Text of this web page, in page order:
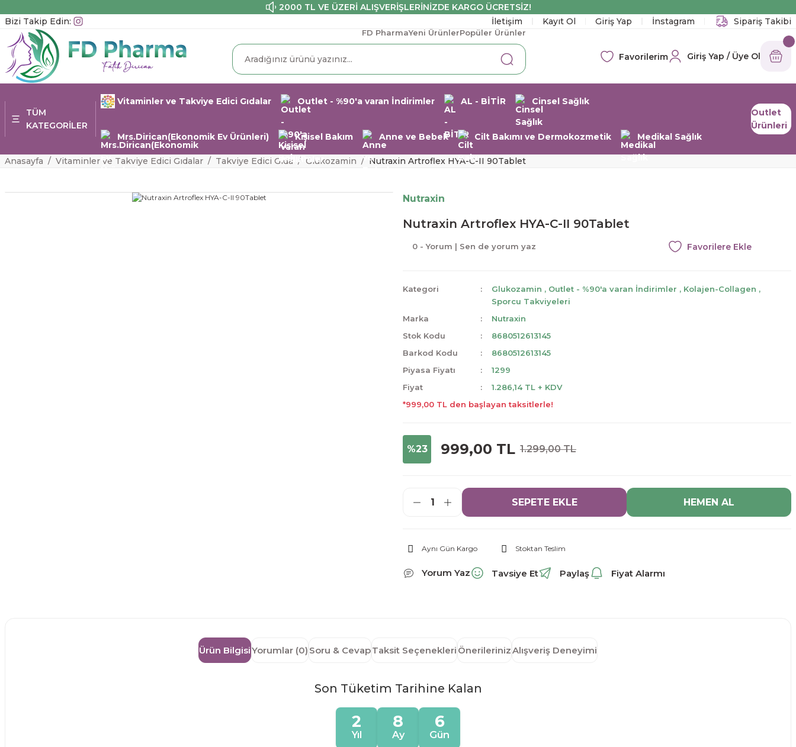
2000 TL VE ÜZERİ ALIŞVERİŞLERİNİZDE KARGO ÜCRETSİZ!
Bizi Takip Edin:
İletişim Kayıt Ol Giriş Yap İnstagram Sipariş Takibi
FD PharmaYeni ÜrünlerPopüler Ürünler
Favorilerim Giriş Yap / Üye Ol
TÜM
KATEGORİLER
Vitaminler ve Takviye Edici Gıdalar Outlet - %90'a varan İndirimler AL - BİTİR Cinsel Sağlık
Mrs.Dirican(Ekonomik Ev Ürünleri) Kişisel Bakım Anne ve Bebek Cilt Bakımı ve Dermokozmetik Medikal Sağlık
Outlet
Ürünleri
Anasayfa Vitaminler ve Takviye Edici Gıdalar Takviye Edici Gıda Glukozamin Nutraxin Artroflex HYA-C-II 90Tablet
Nutraxin
Nutraxin Artroflex HYA-C-II 90Tablet
0 - Yorum | Sen de yorum yaz
Kategori Glukozamin , Outlet - %90'a varan İndirimler , Kolajen-Collagen ,
Sporcu Takviyeleri
Marka
Nutraxin
Stok Kodu
8680512613145
Barkod Kodu
8680512613145
Piyasa Fiyatı
1299
Fiyat
1.286,14 TL + KDV
*999,00 TL den başlayan taksitlerle!
%23 999,00 TL 1.299,00 TL
SEPETE EKLE HEMEN AL
Aynı Gün Kargo Stoktan Teslim
Yorum Yaz Tavsiye Et Paylaş Fiyat Alarmı
Ürün BilgisiYorumlar (0) Soru & CevapTaksit Seçenekleri ÖnerilerinizAlışveriş Deneyimi
Son Tüketim Tarihine Kalan
2
Yıl
8
Ay
6
Gün